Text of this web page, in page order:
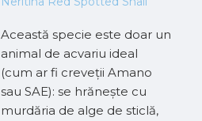
Această specie este doar un
animal de acvariu ideal
(cum ar fi creveții Amano
sau SAE): se hrănește cu
murdăria de alge de sticlă,